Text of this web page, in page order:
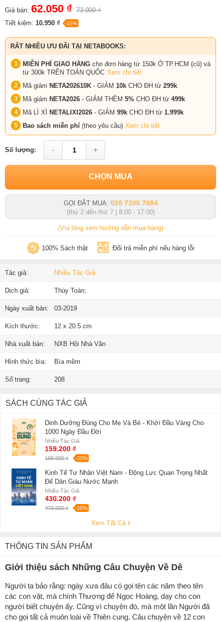
Giá bán: 62.050 ₫ 73.000 ₫
Tiết kiệm: 10.950 ₫ -15%
RẤT NHIỀU ƯU ĐÃI TẠI NETABOOKS:
MIỄN PHÍ GIAO HÀNG cho đơn hàng từ 150k Ở TP.HCM (cũ) và
từ 300k TRÊN TOÀN QUỐC Xem chi tiết
Mã giảm NETA202610K - GIẢM 10k CHO ĐH từ 299k
Mã giảm NETA2026 - GIẢM THÊM 5% CHO ĐH từ 499k
Mã LÌ XÌ NETALIXI2026 - GIẢM 99k CHO ĐH từ 1.999k
Bao sách miễn phí (theo yêu cầu) Xem chi tiết
Số lượng: - +
CHỌN MUA
GỌI ĐẶT MUA: 028 7300 7684
(thứ 2 đến thứ 7 | 8:00 - 17:00)
(Vui lòng xem hướng dẫn mua hàng)
100% Sách thật Đổi trả miễn phí nếu hàng lỗi
Tác giả: Nhiều Tác Giả
Dịch giả: Thúy Toàn;
Ngày xuất bản: 03-2019
Kích thước: 12 x 20.5 cm
Nhà xuất bản: NXB Hội Nhà Văn
Hình thức bìa: Bìa mềm
Số trang: 208
SÁCH CÙNG TÁC GIẢ
Dinh Dưỡng Đúng Cho Mẹ Và Bé - Khởi Đầu Vàng Cho
1000 Ngày Đầu Đời
Nhiều Tác Giả
159.200 ₫
199.000 ₫ -20%
Kinh Tế Tư Nhân Việt Nam - Động Lực Quan Trọng Nhất
Để Dân Giàu Nước Mạnh
Nhiều Tác Giả
430.200 ₫
478.000 ₫ -10%
Xem Tất Cả
THÔNG TIN SẢN PHẨM
Giới thiệu sách Những Câu Chuyện Về Dê
Người ta bảo rằng: ngày xưa đâu có gọi tên các năm theo tên
các con vật, mà chính Thượng đế Ngọc Hoàng, dạy cho con
người biết chuyện ấy. Cũng vì chuyện đó, mà một lần Người đã
cho gọi tất cả muôn loài về Thiên cung. Câu chuyện về 12 con